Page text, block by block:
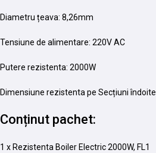
Diametru țeava: 8,26mm
Tensiune de alimentare: 220V AC
Putere rezistenta: 2000W
Dimensiune rezistenta pe Secțiuni
Conținut pachet:
1 x Rezistenta Boiler Electric 2000W, FL1